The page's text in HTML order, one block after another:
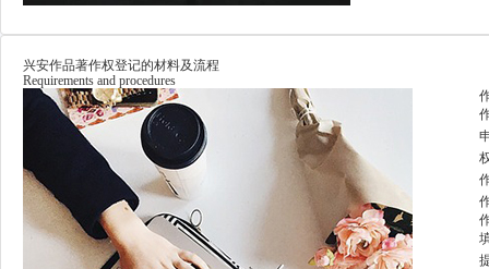
兴安作品著作权登记的材料及流程
Requirements and procedures